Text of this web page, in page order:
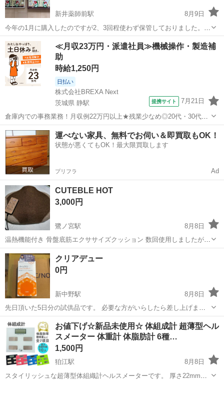
新井薬師前駅
8月9日
今年の1月に購入したのですが2、3回程使わず保管しておりました。
材質：本体：ABS（抗菌剤配合）、シート部：PET サイズ：
292×292×30 ピンポイント刺激用 定価:1570円
東京 中野区 新井薬師前駅 その他 アズマ
≪月収23万円・派遣社員≫機械操作・製造補
助
時給1,250円
日払い
株式会社BREXA Next
茨城県 静駅
提携サイト 7月21日
倉庫内での事務業務！月収例22万円以上★残業少なめ◎20代・30代・
40代の男女活躍中！空調完備で快適作業★食堂利用可◎マイカー通勤
OK◎無料駐車場完備！《茨城県常陸大宮市》 人気の工場のお仕事 ◇
電子部品製造倉庫内の事務...
茨城 常陸大宮市 静駅 その他
運べない家具、無料でお伺い＆即買取もOK！
状態が悪くてもOK！最大限買取します
プリフラ Ad
CUTEBLE HOT
3,000円
鷺ノ宮駅
8月8日
温熱機能付き 骨盤底筋エクササイズクッション 数回使用しましたが、
その後ずっと使わずしまっておりました。 動作確認済み。 現状のまま
でのお渡しになります。 写真でご判断下さい。
東京 中野区 鷺ノ宮駅
クリアデュー
0円
新中野駅
8月8日
先日頂いた5日分の試供品です。 必要な方がいらしたら差し上げま
す。 新中野駅付近，もしくは中野駅付近で受け渡し出来る方、ご連絡
下さい。 ドタキャンしない方のみお問い合わせください。 よろしくお
ねがいします。
東京 中野区 新中野駅 その他
お値下げ☆新品未使用☆ 体組成計 超薄型ヘル
スメーター 体重計 体脂肪計 6種…
1,500円
狛江駅
8月8日
スタイリッシュな超薄型体組織計ヘルスメーターです。 厚さ22mmで